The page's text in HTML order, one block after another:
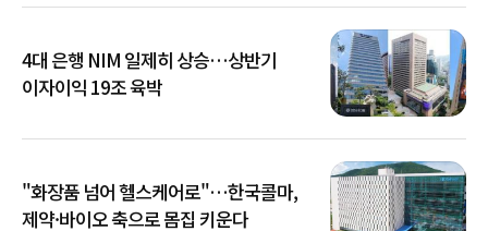
4대 은행 NIM 일제히 상승…상반기
이자이익 19조 육박
"화장품 넘어 헬스케어로"…한국콜마,
제약·바이오 축으로 몸집 키운다